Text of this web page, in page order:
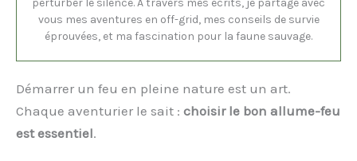
perturber le silence. À travers mes écrits, je partage avec
vous mes aventures en off-grid, mes conseils de survie
éprouvées, et ma fascination pour la faune sauvage.
Démarrer un feu en pleine nature est un art.
Chaque aventurier le sait : choisir le bon allume-feu
est essentiel.